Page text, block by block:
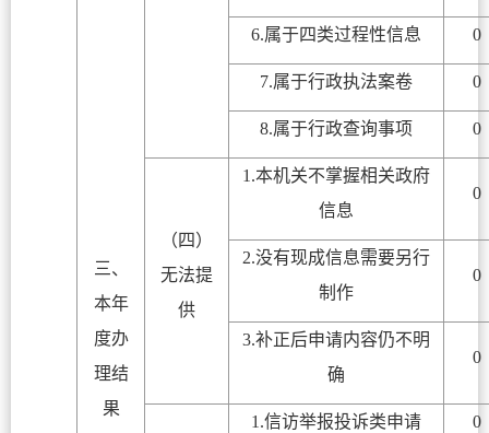
三、
本年
度办
理结
果
6.属于四类过程性信息 0
7.属于行政执法案卷 0
8.属于行政查询事项 0
（四）
无法提
供
1.本机关不掌握相关政府
信息
0
2.没有现成信息需要另行
制作
0
3.补正后申请内容仍不明
确
0
1.信访举报投诉类申请 0